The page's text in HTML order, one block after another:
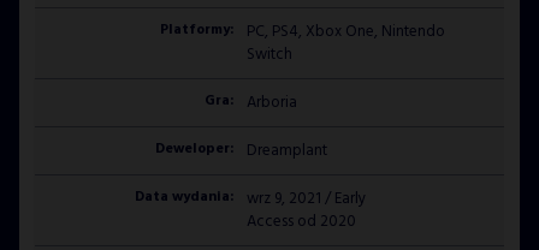
PC, PS4, Xbox One, Nintendo
Switch
Arboria
Dreamplant
wrz 9, 2021 / Early
Access od 2020